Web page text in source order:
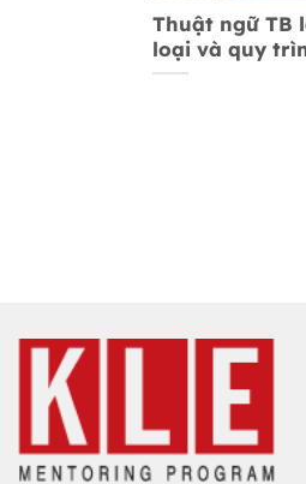
Thuật ngữ TB
loại và quy